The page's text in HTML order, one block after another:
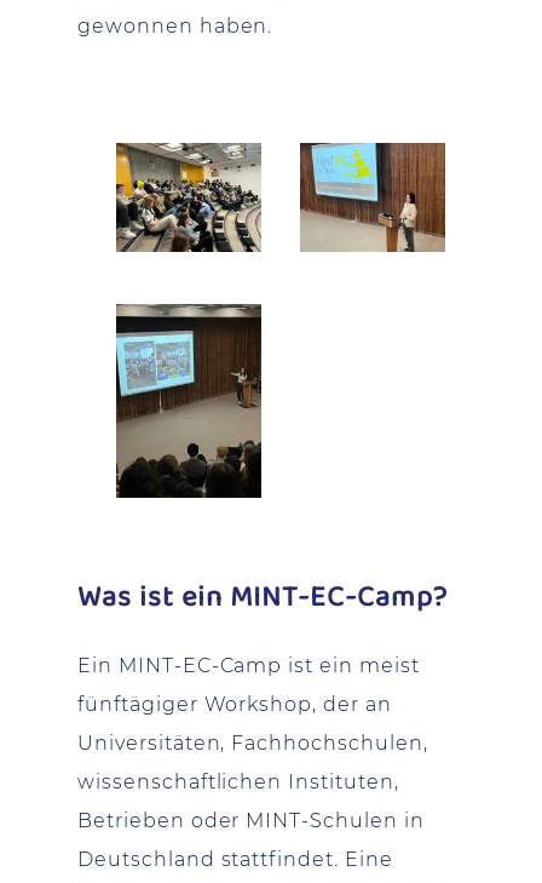
gewonnen haben.
Was ist ein MINT-EC-Camp?
Ein MINT-EC-Camp ist ein meist
fünftägiger Workshop, der an
Universitäten, Fachhochschulen,
wissenschaftlichen Instituten,
Betrieben oder MINT-Schulen in
Deutschland stattfindet. Eine